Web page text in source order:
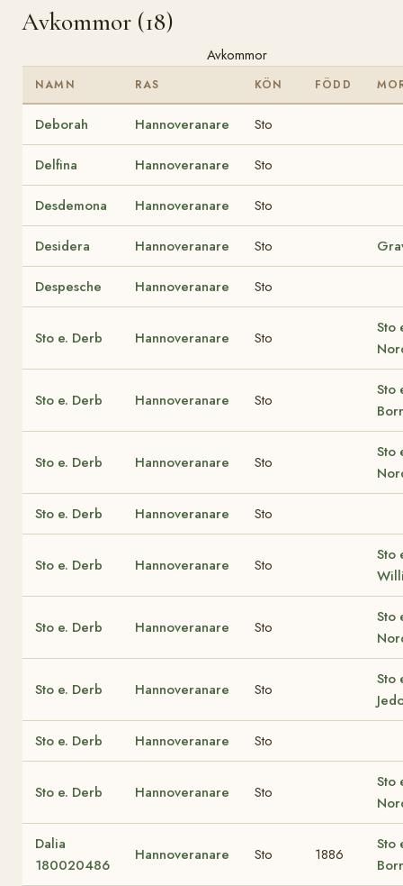
Avkommor (18)
Avkommor
NAMN RAS KÖN FÖDD
Deborah Hannoveranare Sto
Delfina Hannoveranare Sto
Desdemona Hannoveranare Sto
Desidera Hannoveranare Sto
Despesche Hannoveranare Sto
Sto e. Derb Hannoveranare Sto
Sto
Sto e. Derb Hannoveranare Sto
Sto
Sto e. Derb Hannoveranare Sto
Sto
Sto e. Derb Hannoveranare Sto
Sto e. Derb Hannoveranare Sto
Sto
Sto e. Derb Hannoveranare Sto
Sto
Sto e. Derb Hannoveranare Sto
Sto
Sto e. Derb Hannoveranare Sto
Sto e. Derb Hannoveranare Sto
Sto
Dalia
180020486
Hannoveranare Sto 1886
Sto